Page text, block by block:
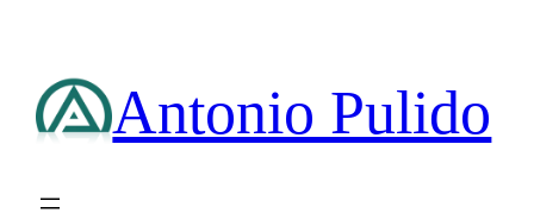
contenido Antonio Pulido